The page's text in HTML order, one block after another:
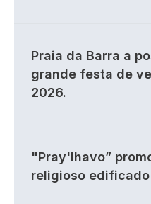
Praia da Barra a
grande festa de
2026.
"Pray'lhavo”
religioso